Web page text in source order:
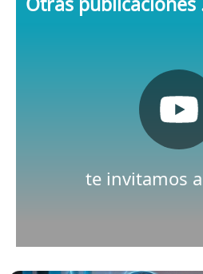
te invitamos
Nuestro canal
Pulsa aquí